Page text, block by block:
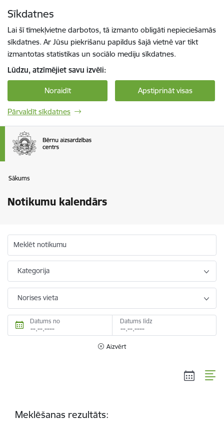
Sīkdatnes
Lai šī tīmekļvietne darbotos, tā izmanto obligāti nepieciešamās
sīkdatnes. Ar Jūsu piekrišanu papildus šajā vietnē var tikt
izmantotas statistikas un sociālo mediju sīkdatnes.
Lūdzu, atzīmējiet savu izvēli:
Noraidīt Apstiprināt visas
Pārvaldīt sīkdatnes
Sākums
Notikumu kalendārs
Meklēt notikumu
Kategorija
Norises vieta
Datums no Datums līdz
Aizvērt
Meklēšanas rezultāts: